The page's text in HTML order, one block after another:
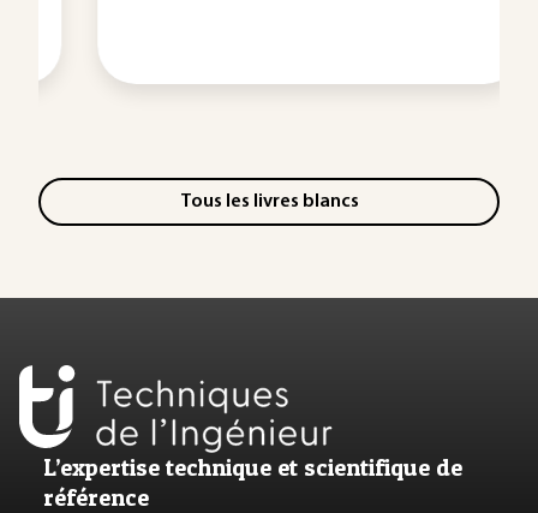
Tous les livres blancs
L’expertise technique et scientifique de
référence